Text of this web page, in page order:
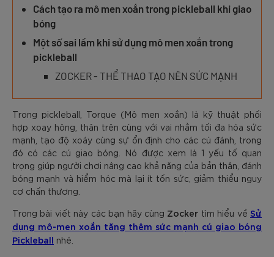
Cách tạo ra mô men xoắn trong pickleball khi giao
bóng
Một số sai lầm khi sử dụng mô men xoắn trong
pickleball
ZOCKER - THỂ THAO TẠO NÊN SỨC MẠNH
Trong pickleball, Torque (Mô men xoắn) là kỹ thuật phối
hợp xoay hông, thân trên cùng với vai nhằm tối đa hóa sức
mạnh, tạo độ xoáy cùng sự ổn định cho các cú đánh, trong
đó có các cú giao bóng. Nó được xem là 1 yếu tố quan
trọng giúp người chơi nâng cao khả năng của bản thân, đánh
bóng mạnh và hiểm hóc mà lại ít tốn sức, giảm thiểu nguy
cơ chấn thương.
Trong bài viết này các bạn hãy cùng Zocker tìm hiểu về Sử
dụng mô-men xoắn tăng thêm sức mạnh cú giao bóng
Pickleball nhé.